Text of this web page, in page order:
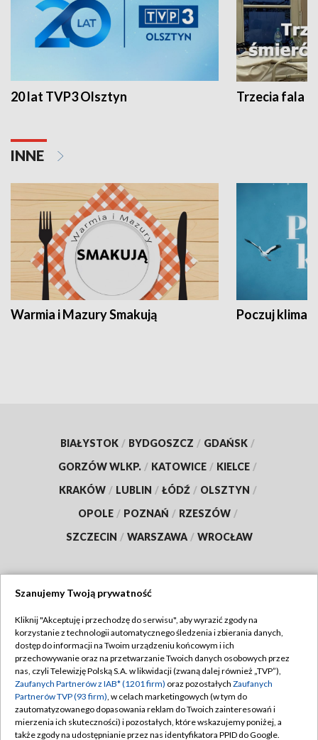
20 lat TVP3 Olsztyn Trzecia fala -
INNE
Warmia i Mazury Smakują Poczuj klimat
BIAŁYSTOK / BYDGOSZCZ / GDAŃSK /
GORZÓW WLKP. / KATOWICE / KIELCE /
KRAKÓW / LUBLIN / ŁÓDŹ / OLSZTYN /
OPOLE / POZNAŃ / RZESZÓW /
SZCZECIN / WARSZAWA / WROCŁAW
TVP
Abonament TVP
Emisja w TVP
Centrum informacji TVP
Naziemna Telewizja Cyfrowa
Regulamin TVP
Polityka prywatności
Moje zgody
Pomoc
Szanujemy Twoją prywatność
Kliknij "Akceptuję i przechodzę do serwisu", aby wyrazić zgody na
korzystanie z technologii automatycznego śledzenia i zbierania danych,
dostęp do informacji na Twoim urządzeniu końcowym i ich
przechowywanie oraz na przetwarzanie Twoich danych osobowych przez
nas, czyli Telewizję Polską S.A. w likwidacji (zwaną dalej również „TVP”),
Zaufanych Partnerów z IAB* (1201 firm) oraz pozostałych Zaufanych
Partnerów TVP (93 firm), w celach marketingowych (w tym do
zautomatyzowanego dopasowania reklam do Twoich zainteresowań i
mierzenia ich skuteczności) i pozostałych, które wskazujemy poniżej, a
także zgody na udostępnianie przez nas identyfikatora PPID do Google.